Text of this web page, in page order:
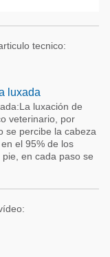
tecnico:
luxada
luxación de
veterinario, por
se percibe la cabeza
el 95% de los
en cada paso se